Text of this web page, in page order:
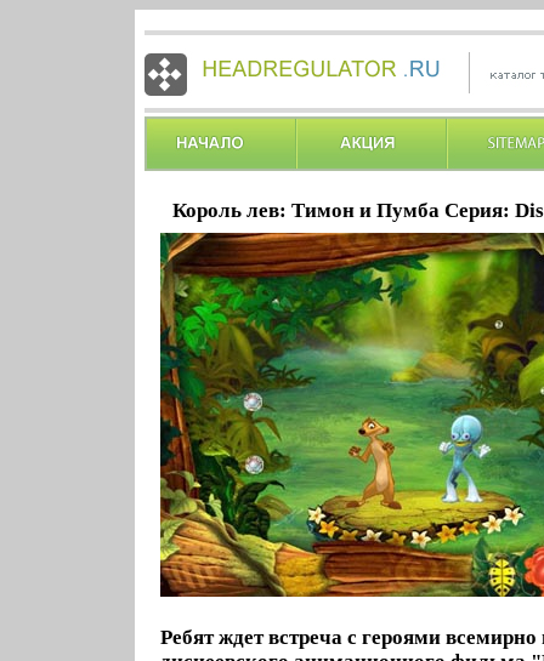
Король лев: Тимон и Пумба Серия:
Ребят ждет встреча с героями всемирно